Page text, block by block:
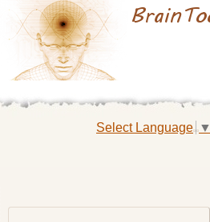
Select Language ▼